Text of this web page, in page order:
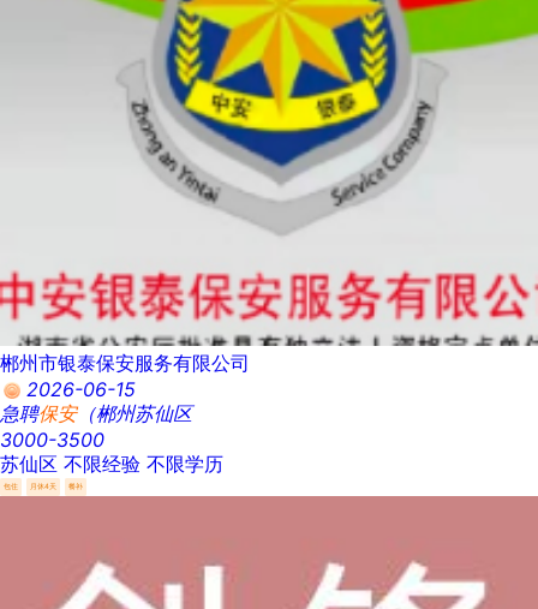
郴州市银泰保安服务有限公司
2026-06-15
急聘保安（郴州苏仙区
3000-3500
苏仙区 不限经验 不限学历
包住 月休4天 餐补